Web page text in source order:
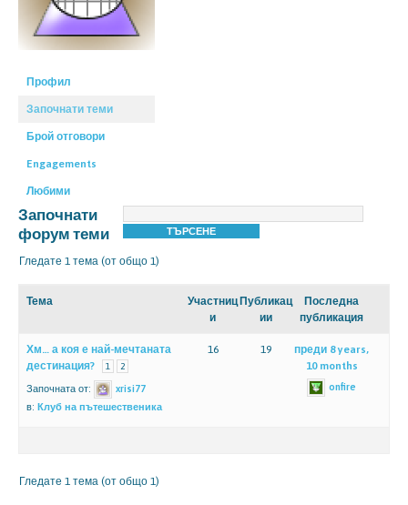
Профил
Започнати теми
Брой отговори
Engagements
Любими
Започнати
форум теми
Гледате 1 тема (от общо 1)
Тема
Участниц
и
Публикац
ии
Последна
публикация
Хм… а коя е най-мечтаната
дестинация?
1 2
Започната от:
xrisi77
в: Клуб на пътешественика
16 19
преди 8 years,
10 months
onfire
Гледате 1 тема (от общо 1)